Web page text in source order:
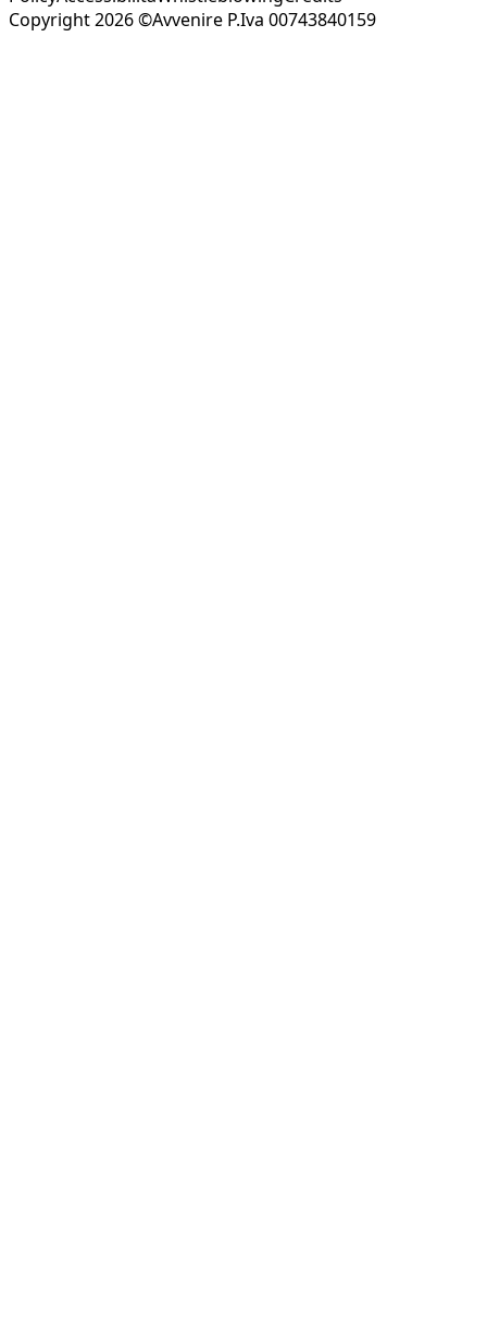
Copyright 2026 ©Avvenire P.Iva 00743840159